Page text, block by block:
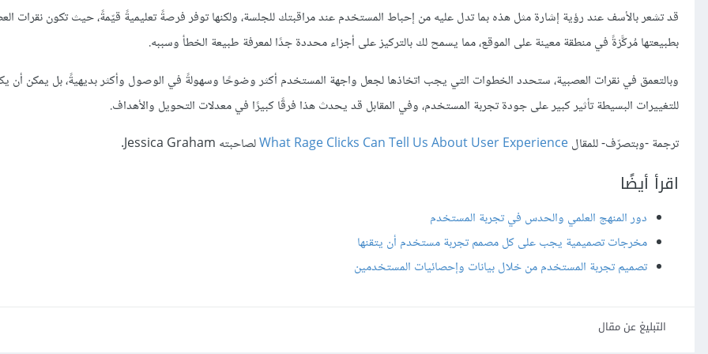
قد تشعر بالأسف عند رؤية إشارة مثل هذه بما تدل عليه من إحباط المستخدم عند مراقبتك للجلسة، ولكنها توفر فرصةً تعليميةً قيّمةً، حيث تكون نقرات
بطبيعتها مُركَّزةً في منطقة معينة على الموقع، مما يسمح لك بالتركيز على أجزاء محددة جدًا لمعرفة طبيعة الخطأ وسببه.
وبالتعمق في نقرات العصبية، ستحدد الخطوات التي يجب اتخاذها لجعل واجهة المستخدم أكثر وضوحًا وسهولةً في الوصول وأكثر بديهيةً، بل يمكن أن
للتغييرات البسيطة تأثير كبير على جودة تجربة المستخدم، وفي المقابل قد يحدث هذا فرقًا كبيرًا في معدلات التحويل والأهداف.
ترجمة -وبتصرّف- للمقالWhat Rage Clicks Can Tell Us About User Experienceلصاحبته Jessica Graham.
اقرأ أيضًا
دور المنهج العلمي والحدس في تجربة المستخدم
مخرجات تصميمية يجب على كل مصمم تجربة مستخدم أن يتقنها
تصميم تجربة المستخدم من خلال بيانات وإحصائيات المستخدمين
التبليغ عن مقال